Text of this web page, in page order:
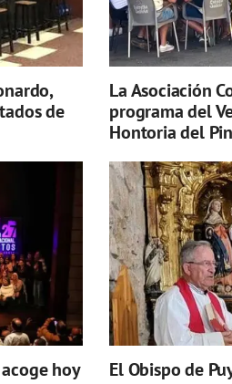
de
La Asociación
programa del
Hontoria del
hoy
El Obispo de